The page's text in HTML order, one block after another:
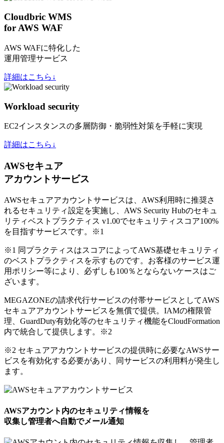
Cloudbric WMS
for AWS WAF
AWS WAFに特化した
運用管理サービス
詳細はこちら↓
Workload security
EC2インスタンスの多層防御・脆弱性対策を手軽に実現
詳細はこちら↓
AWSセキュア
アカウントサービス
AWSセキュアアカウントサービスは、AWS利用時に推奨さ
れるセキュリティ設定を実施し、AWS Security Hubのセキュ
リティベストプラクティス v1.00でセキュリティスコア100%
を目指すサービスです。
※1
※1 同プラクティスはスコアによってAWS基礎セキュリティ
のベストプラクティスを示すものです。お客様のサービス運
用ポリシー等により、必ずしも100％とならないケースはご
ざいます。
MEGAZONEの請求代行サービスの付帯サービスとしてAWS
セキュアアカウントサービスを無償で提供。IAMの権限管
理、GuardDuty有効化等のセキュリティ機能をCloudFormation
内で統合して提供します。
※2
※2 セキュアアカウントサービスの提供時に必要なAWSサー
ビスを有効化する必要があり、同サービスの利用料が発生し
ます。
AWSアカウント内のセキュリティ情報を
収集し管理者へ自動でメール通知